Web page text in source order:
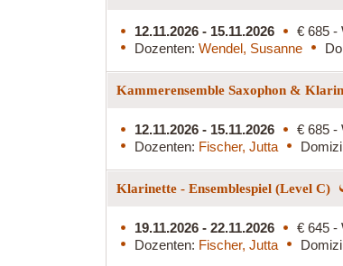
12.11.2026 - 15.11.2026
€ 685 -
Dozenten: Wendel, Susanne
Kammerensemble Saxophon &
12.11.2026 - 15.11.2026
€ 685 -
Dozenten: Fischer, Jutta
Klarinette - Ensemblespiel (Level C)
19.11.2026 - 22.11.2026
€ 645 -
Dozenten: Fischer, Jutta